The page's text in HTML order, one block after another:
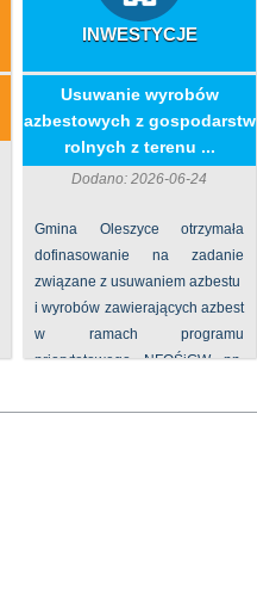
INWESTYCJE
​Usuwanie wyrobów
azbestowych z gospodarstw
rolnych z terenu ...
Dodano: 2026-06-24
Gmina Oleszyce otrzymała
dofinasowanie na zadanie
związane z usuwaniem azbestu
i wyrobów zawierających azbest
w ramach programu
priorytetowego NFOŚiGW pn.